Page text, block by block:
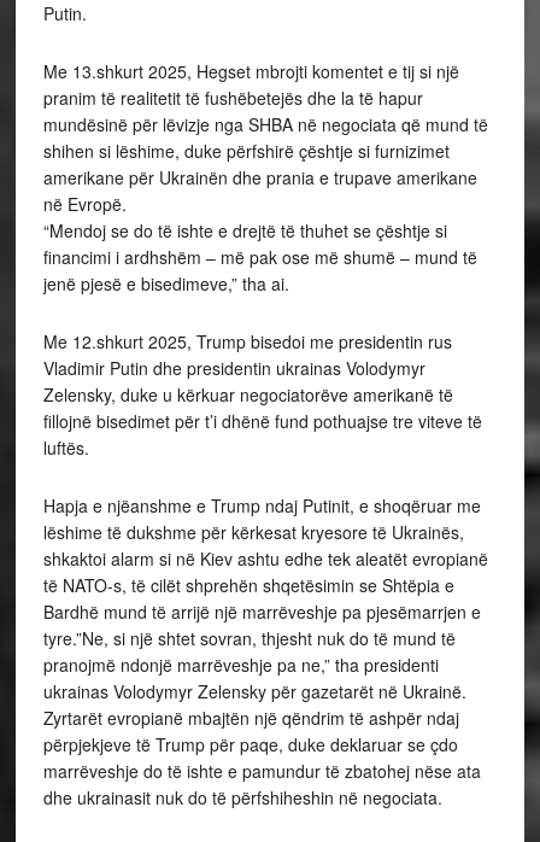
Putin.
Me 13.shkurt 2025, Hegset mbrojti komentet e tij si një
pranim të realitetit të fushëbetejës dhe la të hapur
mundësinë për lëvizje nga SHBA në negociata që mund të
shihen si lëshime, duke përfshirë çështje si furnizimet
amerikane për Ukrainën dhe prania e trupave amerikane
në Evropë.
“Mendoj se do të ishte e drejtë të thuhet se çështje si
financimi i ardhshëm – më pak ose më shumë – mund të
jenë pjesë e bisedimeve,” tha ai.
Me 12.shkurt 2025, Trump bisedoi me presidentin rus
Vladimir Putin dhe presidentin ukrainas Volodymyr
Zelensky, duke u kërkuar negociatorëve amerikanë të
fillojnë bisedimet për t’i dhënë fund pothuajse tre viteve të
luftës.
Hapja e njëanshme e Trump ndaj Putinit, e shoqëruar me
lëshime të dukshme për kërkesat kryesore të Ukrainës,
shkaktoi alarm si në Kiev ashtu edhe tek aleatët evropianë
të NATO-s, të cilët shprehën shqetësimin se Shtëpia e
Bardhë mund të arrijë një marrëveshje pa pjesëmarrjen e
tyre.”Ne, si një shtet sovran, thjesht nuk do të mund të
pranojmë ndonjë marrëveshje pa ne,” tha presidenti
ukrainas Volodymyr Zelensky për gazetarët në Ukrainë.
Zyrtarët evropianë mbajtën një qëndrim të ashpër ndaj
përpjekjeve të Trump për paqe, duke deklaruar se çdo
marrëveshje do të ishte e pamundur të zbatohej nëse ata
dhe ukrainasit nuk do të përfshiheshin në negociata.